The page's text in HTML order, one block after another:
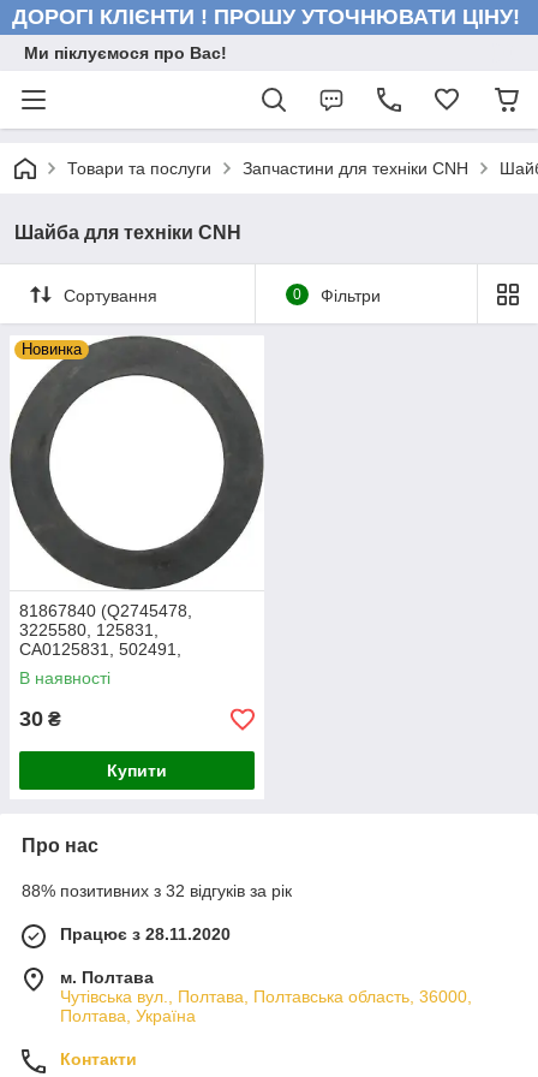
ДОРОГІ КЛІЄНТИ ! ПРОШУ УТОЧНЮВАТИ ЦІНУ!
Ми піклуємося про Вас!
Товари та послуги Запчастини для техніки CNH
Шайба для техніки CNH
Сортування 0 Фільтри
Новинка
81867840 (Q2745478,
3225580, 125831,
CA0125831, 502491,
11709167) Шайба спеціальна
CNH
В наявності
30 ₴
Купити
Про нас
88% позитивних з 32 відгуків за рік
Працює з 28.11.2020
м. Полтава
Чутівська вул., Полтава, Полтавська область, 36000,
Полтава, Україна
Контакти